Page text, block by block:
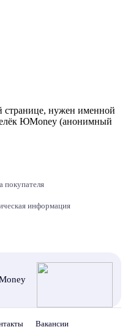
странице, нужен именной
ЮMoney (анонимный
покупателя
информация
Вакансии